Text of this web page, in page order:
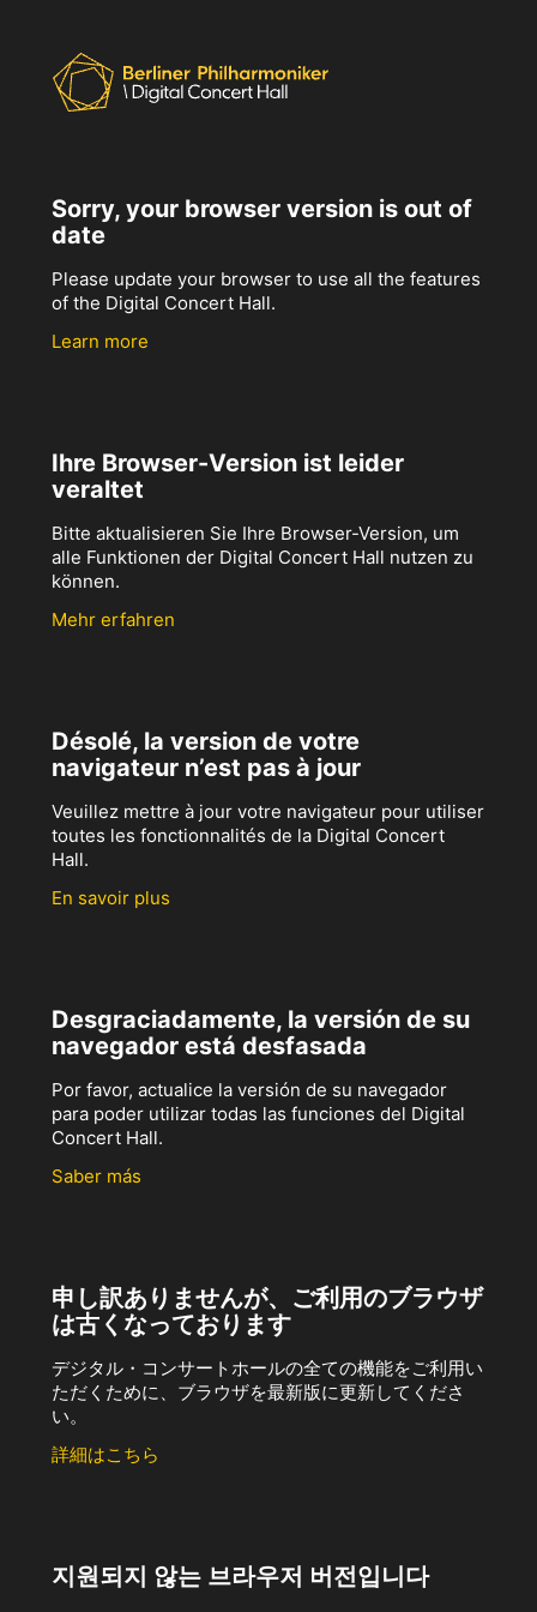
Sorry, your browser version is out of
date
Please update your browser to use all the features
of the Digital Concert Hall.
Learn more
Ihre Browser-Version ist leider
veraltet
Bitte aktualisieren Sie Ihre Browser-Version, um
alle Funktionen der Digital Concert Hall nutzen zu
können.
Mehr erfahren
Désolé, la version de votre
navigateur n’est pas à jour
Veuillez mettre à jour votre navigateur pour utiliser
toutes les fonctionnalités de la Digital Concert
Hall.
En savoir plus
Desgraciadamente, la versión de su
navegador está desfasada
Por favor, actualice la versión de su navegador
para poder utilizar todas las funciones del Digital
Concert Hall.
Saber más
申し訳ありませんが、ご利用のブラウザ
は古くなっております
デジタル・コンサートホールの全ての機能をご利用い
ただくために、ブラウザを最新版に更新してくださ
い。
詳細はこちら
지원되지 않는 브라우저 버전입니다